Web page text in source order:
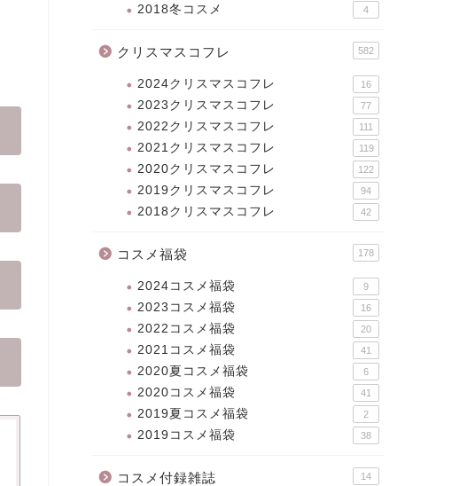
2018冬コスメ 4
クリスマスコフレ 582
2024クリスマスコフレ 16
2023クリスマスコフレ 77
2022クリスマスコフレ 111
2021クリスマスコフレ 119
2020クリスマスコフレ 122
2019クリスマスコフレ 94
2018クリスマスコフレ 42
コスメ福袋 178
2024コスメ福袋 9
2023コスメ福袋 16
2022コスメ福袋 20
2021コスメ福袋 41
2020夏コスメ福袋 6
2020コスメ福袋 41
2019夏コスメ福袋 2
2019コスメ福袋 38
コスメ付録雑誌 14